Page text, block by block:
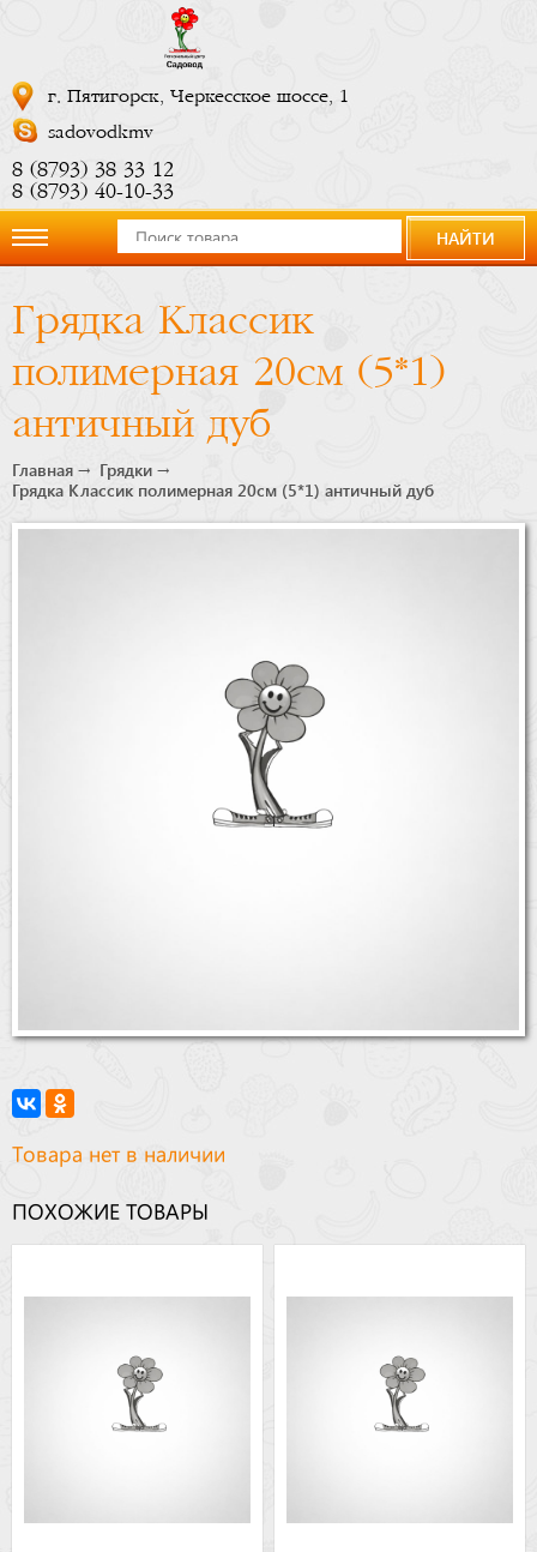
г. Пятигорск, Черкесское шоссе, 1
sadovodkmv
8 (8793) 38 33 12
8 (8793) 40-10-33
компании
НАЙТИ
Грядка Классик
полимерная 20см (5*1)
античный дуб
Главная
Грядки
Грядка Классик полимерная 20см (5*1) античный дуб
Товара нет в наличии
ПОХОЖИЕ ТОВАРЫ